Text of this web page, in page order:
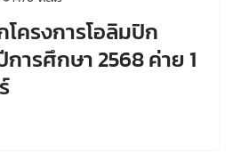
ครงการโอลิมปิก
ารศึกษา 2568 ค่าย 1